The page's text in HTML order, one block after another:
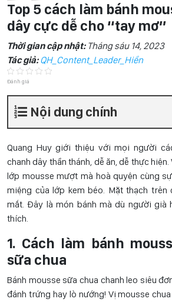
Top 5 cách làm bánh
dây cực dễ cho “tay mơ”
Thời gian cập nhật: Tháng sáu 14, 2023
Tác giả:QH_Content_Leader_Hiền
Đánh giá
Nội dung chính
Quang Huy giới thiệu với mọi người
chanh dây thần thánh, dễ ăn, dễ thực
lớp mousse mượt mà hoà quyện cùng
miệng của lớp kem béo. Mặt thạch
mắt. Đây là món bánh mà dù người già
thích.
1. Cách làm bánh
sữa chua
Bánh mousse sữa chua chanh leo siêu
đánh trứng hay lò nướng! Vị mousse